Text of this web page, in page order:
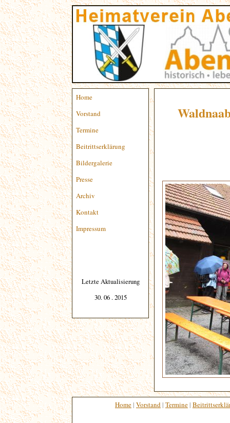
Home
Vorstand
Termine
Beitrittserklärung
Bildergalerie
Presse
Archiv
Kontakt
Impressum
Letzte Aktualisierung
30. 06 . 2015
Home | Vorstand | Termine |